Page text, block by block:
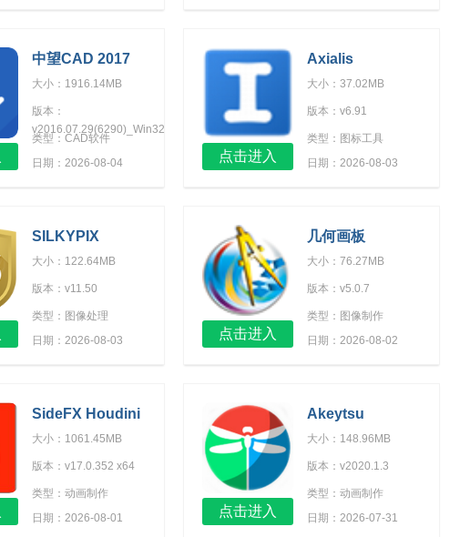
中望CAD 2017
大小：1916.14MB
版本：
v2016.07.29(6290)_Win32
类型：CAD软件
日期：2026-08-04
Axialis
IconWorkshop
大小：37.02MB
版本：v6.91
类型：图标工具
日期：2026-08-03
点击进入
SILKYPIX
Developer Studio
Pro 5 English
大小：122.64MB
版本：v11.50
类型：图像处理
日期：2026-08-03
几何画板
大小：76.27MB
版本：v5.0.7
类型：图像制作
日期：2026-08-02
点击进入
SideFX Houdini
FX（三维动画设计
制作软件）免费版
大小：1061.45MB
版本：v17.0.352 x64
类型：动画制作
日期：2026-08-01
Akeytsu
大小：148.96MB
版本：v2020.1.3
类型：动画制作
日期：2026-07-31
点击进入